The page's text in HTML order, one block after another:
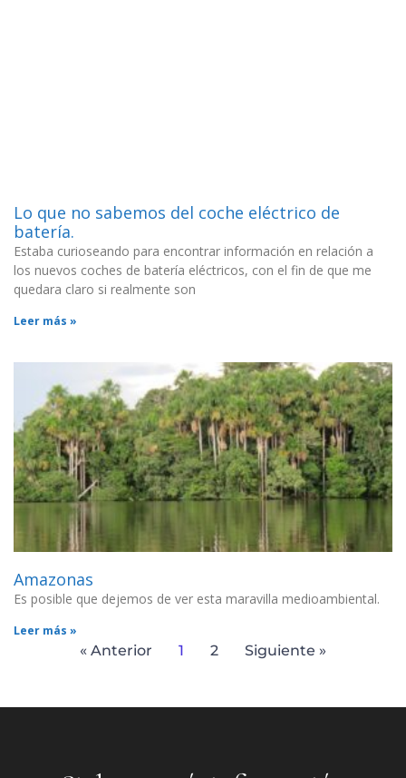
Lo que no sabemos del coche eléctrico de
batería.
Estaba curioseando para encontrar información en relación a
los nuevos coches de batería eléctricos, con el fin de que me
quedara claro si realmente son
Leer más »
Amazonas
Es posible que dejemos de ver esta maravilla medioambiental.
Leer más »
« Anterior 1 2 Siguiente »